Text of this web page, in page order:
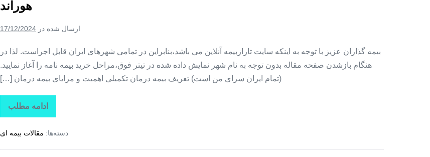
درمان
تکمیلی
در
هوراند
ارسال شده در 17/12/2024
بیمه گذاران عزیز با توجه به اینکه سایت تارازبیمه آنلاین می باشد،بنابراین در تمامی شهرهای ایران قابل اجراست. لذا در
هنگام بازشدن صفحه مقاله بدون توجه به نام شهر نمایش داده شده در تیتر فوق،مراحل خرید بیمه نامه را آغاز نمایید.
(تمام ایران سرای من است) تعریف بیمه درمان تکمیلی اهمیت و مزایای بیمه درمان […]
ادامه مطلب
تاراز
بیمه
بیمه
درمان
دسته‌ها: مقالات بیمه ای